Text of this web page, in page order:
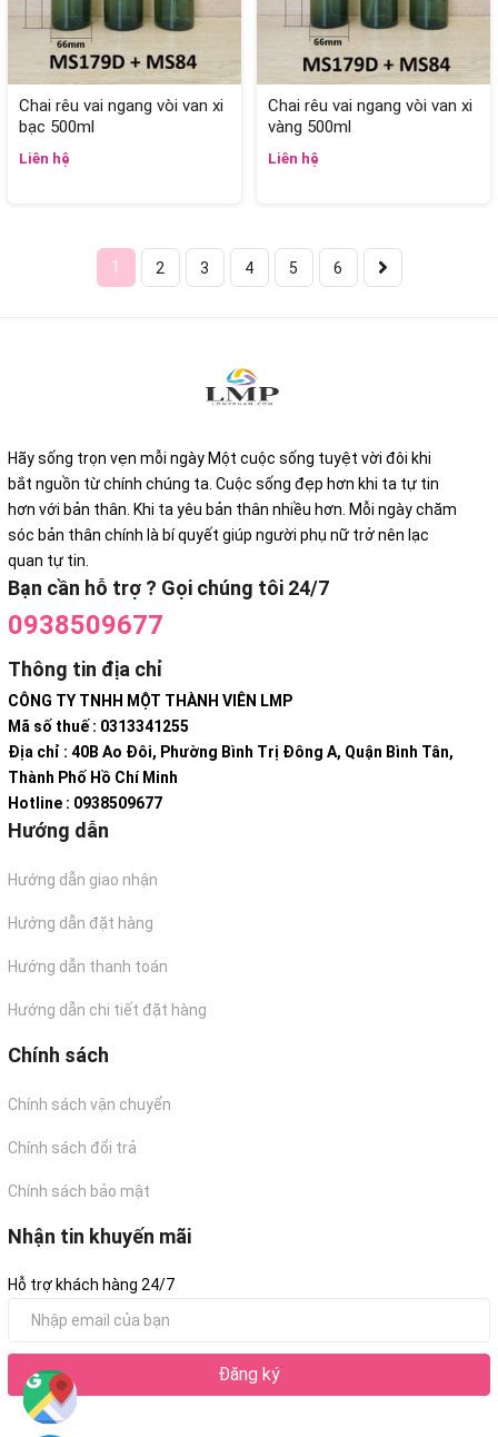
Chai rêu vai ngang vòi van xi
bạc 500ml
Liên hệ
Chai rêu vai ngang vòi van xi
vàng 500ml
Liên hệ
1 2 3 4 5 6
Hãy sống trọn vẹn mỗi ngày Một cuộc sống tuyệt vời đôi khi
bắt nguồn từ chính chúng ta. Cuộc sống đẹp hơn khi ta tự tin
hơn với bản thân. Khi ta yêu bản thân nhiều hơn. Mỗi ngày chăm
sóc bản thân chính là bí quyết giúp người phụ nữ trở nên lạc
quan tự tin.
Bạn cần hỗ trợ ? Gọi chúng tôi 24/7
0938509677
Thông tin địa chỉ
CÔNG TY TNHH MỘT THÀNH VIÊN LMP
Mã số thuế : 0313341255
Địa chỉ : 40B Ao Đôi, Phường Bình Trị Đông A, Quận Bình Tân,
Thành Phố Hồ Chí Minh
Hotline : 0938509677
Hướng dẫn
Hướng dẫn giao nhận
Hướng dẫn đặt hàng
Hướng dẫn thanh toán
Hướng dẫn chi tiết đặt hàng
Chính sách
Chính sách vận chuyển
Chính sách đổi trả
Chính sách bảo mật
Nhận tin khuyến mãi
Hỗ trợ khách hàng 24/7
Đăng ký